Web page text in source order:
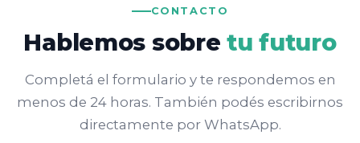
CONTACTO
Hablemos sobretu futuro
Completá el formulario y te respondemos en
menos de 24 horas. También podés escribirnos
directamente por WhatsApp.